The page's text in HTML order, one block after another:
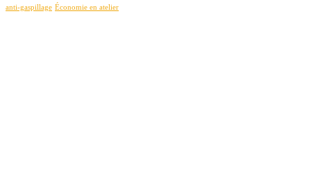
anti-gaspillage Économie en atelier